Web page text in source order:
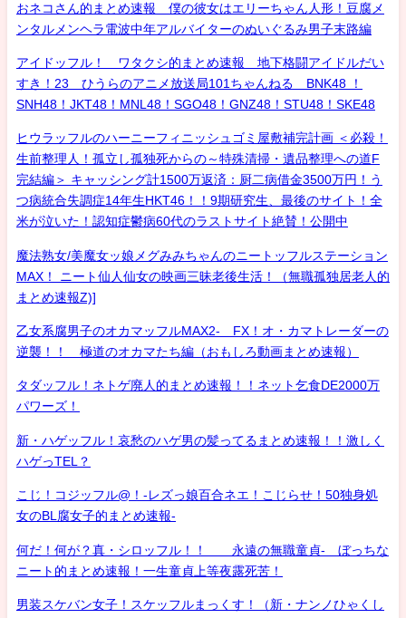
おネコさん的まとめ速報 僕の彼女はエリーちゃん人形！豆腐メ
ンタルメンヘラ電波中年アルバイターのぬいぐるみ男子末路編
アイドッフル！ ワタクシ的まとめ速報 地下格闘アイドルだい
すき！23 ひうらのアニメ放送局101ちゃんねる BNK48 ！
SNH48！JKT48！MNL48！SGO48！GNZ48！STU48！SKE48
ヒウラッフルのハーニーフィニッシュゴミ屋敷補完計画 ＜必殺！
生前整理人！孤立し孤独死からの～特殊清掃・遺品整理への道F
完結編＞ キャッシング計1500万返済：厨二病借金3500万円！う
つ病統合失調症14年生HKT46！！9期研究生、最後のサイト！全
米が泣いた！認知症鬱病60代のラストサイト絶賛！公開中
魔法熟女/美魔女ッ娘メグみみちゃんのニートッフルステーション
MAX！ ニート仙人仙女の映画三昧老後生活！（無職孤独居老人的
まとめ速報Z)]
乙女系腐男子のオカマッフルMAX2- FX！オ・カマトレーダーの
逆襲！！ 極道のオカマたち編（おもしろ動画まとめ速報）
タダッフル！ネトゲ廃人的まとめ速報！！ネット乞食DE2000万
パワーズ！
新・ハゲッフル！哀愁のハゲ男の髪ってるまとめ速報！！激しく
ハゲっTEL？
こじ！コジッフル@！-レズっ娘百合ネエ！こじらせ！50独身処
女のBL腐女子的まとめ速報-
何だ！何が？真・シロッフル！！ 永遠の無職童貞- ぼっちな
ニート的まとめ速報！一生童貞上等夜露死苦！
男装スケバン女子！スケッフルまっくす！（新・ナンノひゃくし